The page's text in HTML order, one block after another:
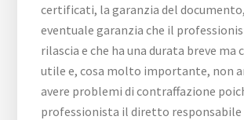
certificati, la garanzia del
eventuale garanzia che il
rilascia e che ha una durata breve ma
utile e, cosa molto importante, non
avere problemi di contraffazione
professionista il diretto responsabile